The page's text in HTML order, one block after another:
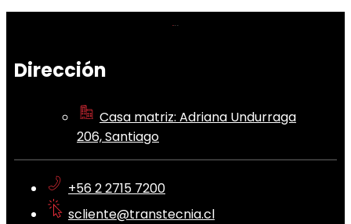
Dirección
Casa matriz: Adriana Undurraga
206, Santiago
+56 2 2715 7200
scliente@transtecnia.cl